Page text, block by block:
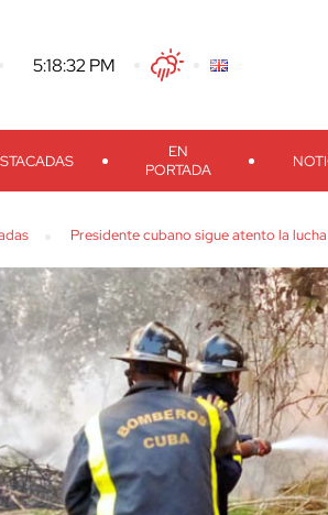
-5:18:32 PM TwitterFacebook
Threads
Instagram
EN
PORTADA
Presidente cubano sigue atento la